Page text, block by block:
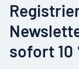
sofort 10